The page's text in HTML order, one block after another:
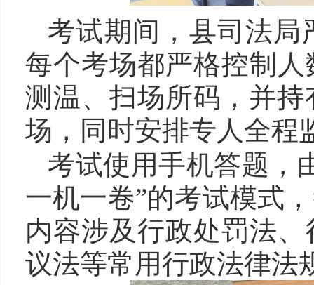
考试期间，县司法局
每个考场都严格控制
测温、扫场所码，并
场，同时安排专人全程
考试使用手机答题，
一机一卷”的考试模式
内容涉及行政处罚法
议法等常用行政法律法